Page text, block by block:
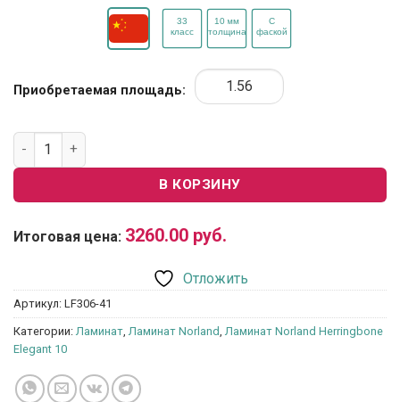
Приобретаемая площадь:
Количество товара Ламинат Norland Herringbone Elegant
В КОРЗИНУ
Итоговая цена: 3260.00 руб.
Отложить
Артикул: LF306-41
Категории: Ламинат, Ламинат Norland, Ламинат Norland Herringbone
Elegant 10